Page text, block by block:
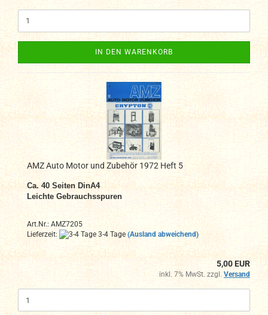
IN DEN WARENKORB
AMZ Auto Motor und Zubehör 1972 Heft 5
Ca. 40 Seiten DinA4
Leichte Gebrauchsspuren
Art.Nr.: AMZ7205
Lieferzeit:
3-4 Tage (Ausland abweichend)
5,00 EUR
inkl. 7% MwSt. zzgl. Versand